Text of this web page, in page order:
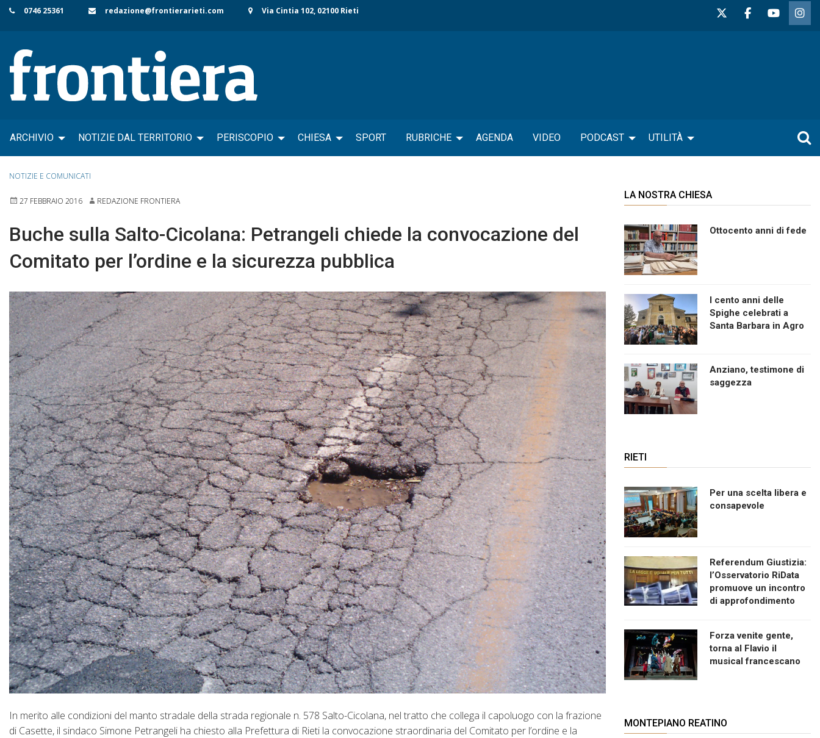
Skip
content
0746 25361 redazione@frontierarieti.com Via Cintia 102, 02100 Rieti
ARCHIVIO NOTIZIE DAL TERRITORIO PERISCOPIO CHIESA SPORT RUBRICHE AGENDA VIDEO PODCAST UTILITÀ
NOTIZIE E COMUNICATI
27 FEBBRAIO 2016 REDAZIONE FRONTIERA
Buche sulla Salto-Cicolana: Petrangeli chiede la convocazione del
Comitato per l’ordine e la sicurezza pubblica
In merito alle condizioni del manto stradale della strada regionale n. 578 Salto-Cicolana, nel tratto che collega il capoluogo con la frazione
di Casette, il sindaco Simone Petrangeli ha chiesto alla Prefettura di Rieti la convocazione straordinaria del Comitato per l’ordine e la
LA NOSTRA CHIESA
Ottocento anni di fede
I cento anni delle
Spighe celebrati a
Santa Barbara in Agro
Anziano, testimone di
saggezza
RIETI
Per una scelta libera e
consapevole
Referendum Giustizia:
l’Osservatorio RiData
promuove un incontro
di approfondimento
Forza venite gente,
torna al Flavio il
musical francescano
MONTEPIANO REATINO